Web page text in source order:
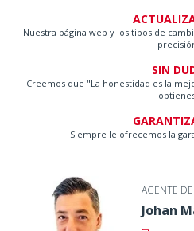
Nuestra página web y los tipos de
SIN
Creemos que "La honestidad es la
Siempre le ofrecemos la
AGENTE
Johan